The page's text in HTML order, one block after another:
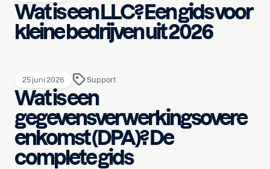
Wat is een LLC? Een gids voor
kleine bedrijven uit 2026
25 juni 2026 Support
Wat is een
gegevensverwerkingsovere
enkomst (DPA)? De
complete gids